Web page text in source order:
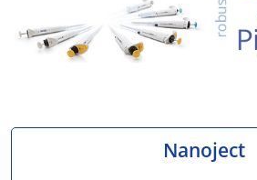
Nanoject